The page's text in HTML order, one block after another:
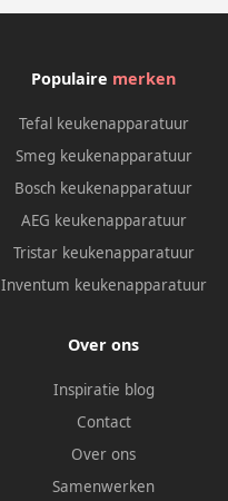
Populaire merken
Tefal keukenapparatuur
Smeg keukenapparatuur
Bosch keukenapparatuur
AEG keukenapparatuur
Tristar keukenapparatuur
Inventum keukenapparatuur
Over ons
Inspiratie blog
Contact
Over ons
Samenwerken